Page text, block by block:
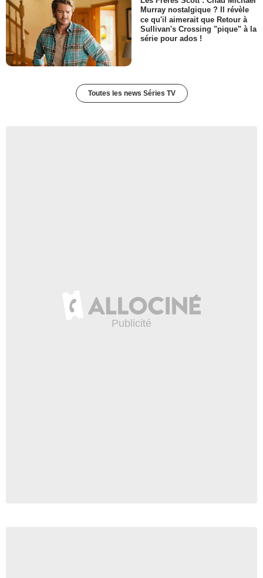
Murray nostalgique ? Il révèle
ce qu'il aimerait que Retour à
Sullivan's Crossing "pique" à la
série pour ados !
Toutes les news Séries TV